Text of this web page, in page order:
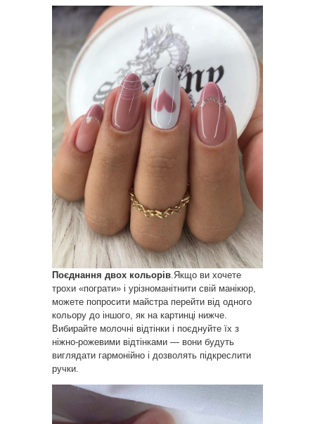
Поєднання двох кольорів.Якщо ви хочете
трохи «пограти» і урізноманітнити свій манікюр,
можете попросити майстра перейти від одного
кольору до іншого, як на картинці нижче.
Вибирайте молочні відтінки і поєднуйте їх з
ніжно-рожевими відтінками — вони будуть
виглядати гармонійно і дозволять підкреслити
ручки.